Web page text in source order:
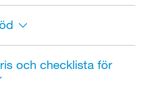
och checklista för